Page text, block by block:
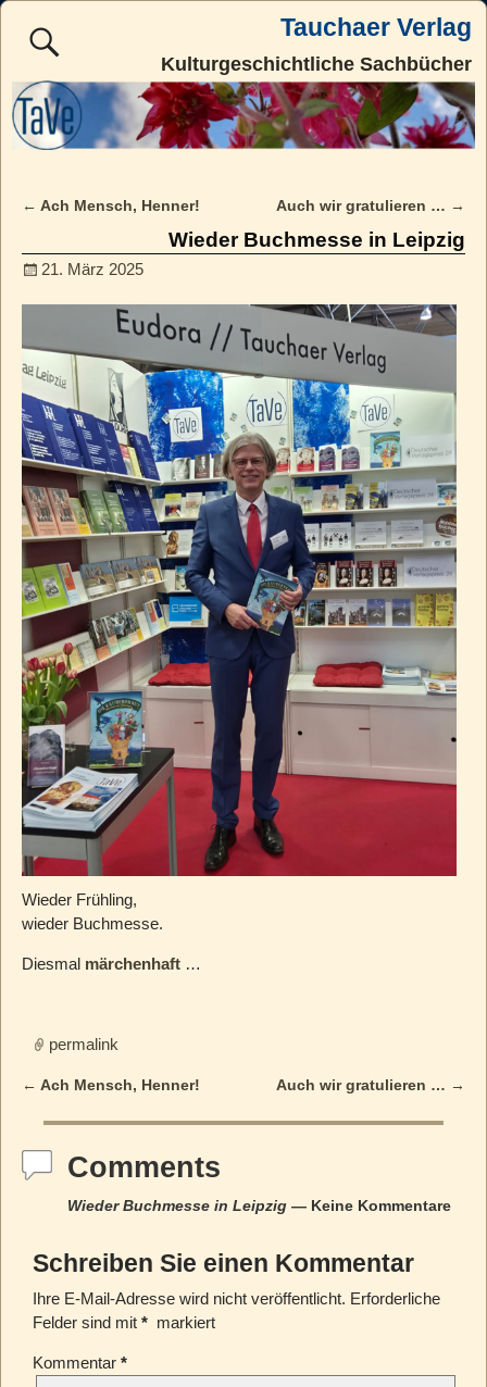
Tauchaer Verlag
Kulturgeschichtliche Sachbücher
Post navigation
← Ach Mensch, Henner! Auch wir gratulieren … →
Wieder Buchmesse in Leipzig
21. März 2025
Wieder Frühling,
wieder Buchmesse.
Diesmal märchenhaft…
permalink
← Ach Mensch, Henner! Auch wir gratulieren … →
Comments
Wieder Buchmesse in Leipzig— Keine Kommentare
Schreiben Sie einen Kommentar
Ihre E-Mail-Adresse wird nicht veröffentlicht. Erforderliche
Felder sind mit * markiert
Kommentar *